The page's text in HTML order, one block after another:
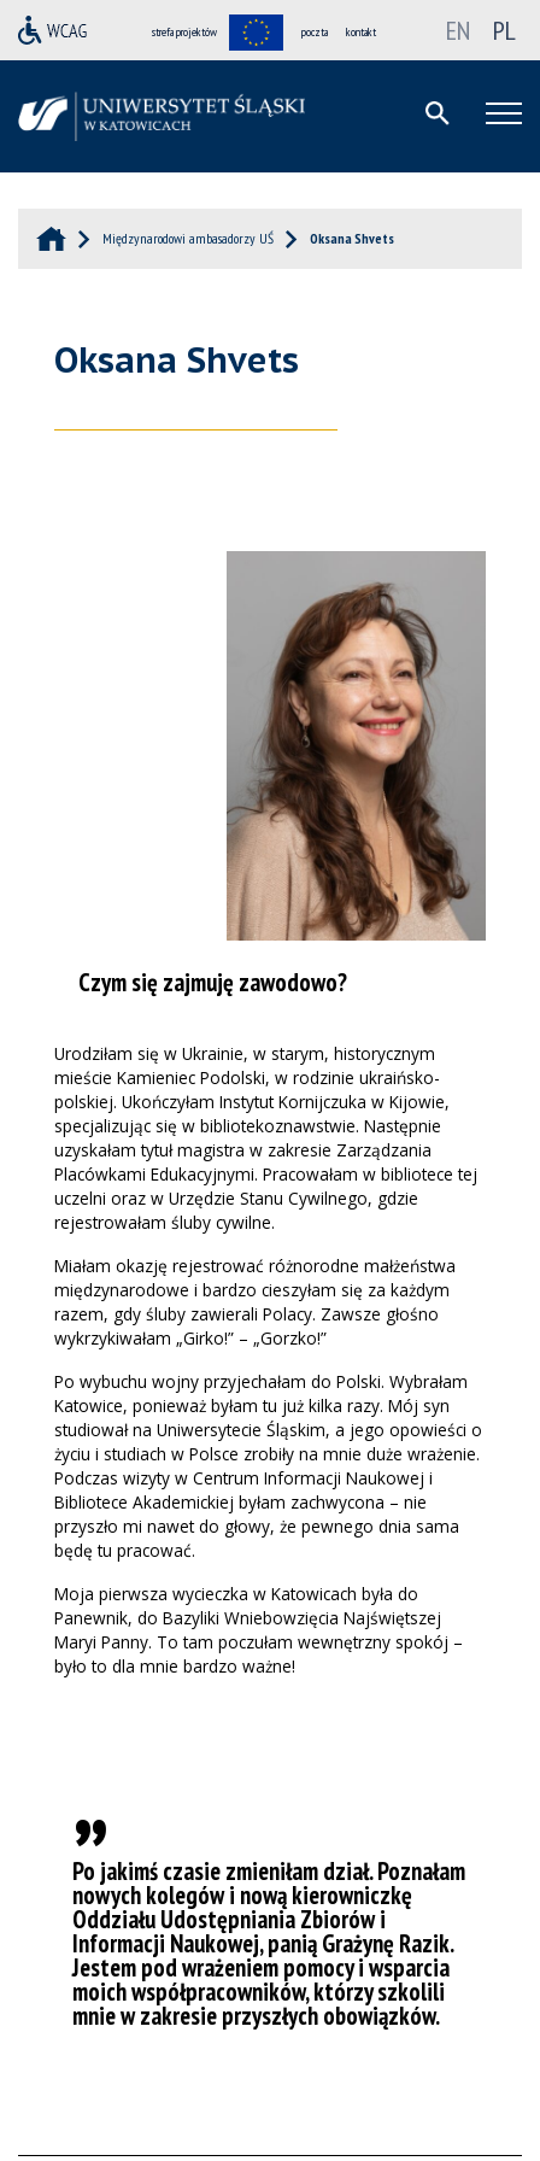
strefa projektów poczta kontakt EN PL
Międzynarodowi ambasadorzy UŚ Oksana Shvets
Oksana Shvets
Czym się zajmuję zawodowo?
Urodziłam się w Ukrainie, w starym, historycznym
mieście Kamieniec Podolski, w rodzinie ukraińsko-
polskiej. Ukończyłam Instytut Kornijczuka w Kijowie,
specjalizując się w bibliotekoznawstwie. Następnie
uzyskałam tytuł magistra w zakresie Zarządzania
Placówkami Edukacyjnymi. Pracowałam w bibliotece tej
uczelni oraz w Urzędzie Stanu Cywilnego, gdzie
rejestrowałam śluby cywilne.
Miałam okazję rejestrować różnorodne małżeństwa
międzynarodowe i bardzo cieszyłam się za każdym
razem, gdy śluby zawierali Polacy. Zawsze głośno
wykrzykiwałam „Girko!” – „Gorzko!”
Po wybuchu wojny przyjechałam do Polski. Wybrałam
Katowice, ponieważ byłam tu już kilka razy. Mój syn
studiował na Uniwersytecie Śląskim, a jego opowieści o
życiu i studiach w Polsce zrobiły na mnie duże wrażenie.
Podczas wizyty w Centrum Informacji Naukowej i
Bibliotece Akademickiej byłam zachwycona – nie
przyszło mi nawet do głowy, że pewnego dnia sama
będę tu pracować.
Moja pierwsza wycieczka w Katowicach była do
Panewnik, do Bazyliki Wniebowzięcia Najświętszej
Maryi Panny. To tam poczułam wewnętrzny spokój –
było to dla mnie bardzo ważne!
„
Po jakimś czasie zmieniłam dział. Poznałam
nowych kolegów i nową kierowniczkę
Oddziału Udostępniania Zbiorów i
Informacji Naukowej, panią Grażynę Razik.
Jestem pod wrażeniem pomocy i wsparcia
moich współpracowników, którzy szkolili
mnie w zakresie przyszłych obowiązków.